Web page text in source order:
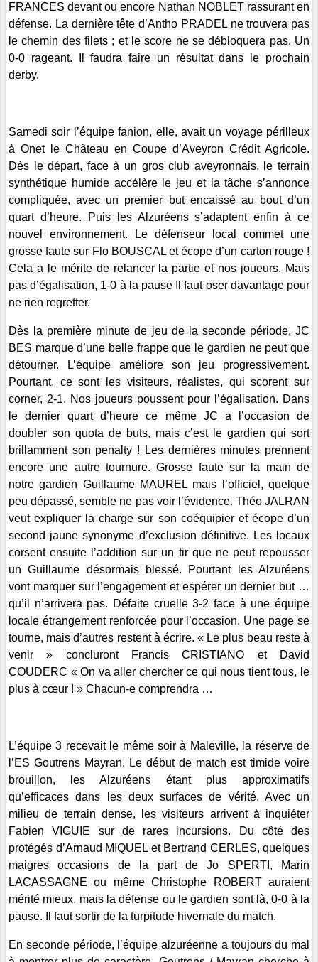
FRANCES devant ou encore Nathan NOBLET rassurant en
défense. La dernière tête d’Antho PRADEL ne trouvera pas
le chemin des filets ; et le score ne se débloquera pas. Un
0-0 rageant. Il faudra faire un résultat dans le prochain
derby.
Samedi soir l’équipe fanion, elle, avait un voyage périlleux
à Onet le Château en Coupe d’Aveyron Crédit Agricole.
Dès le départ, face à un gros club aveyronnais, le terrain
synthétique humide accélère le jeu et la tâche s’annonce
compliquée, avec un premier but encaissé au bout d’un
quart d’heure. Puis les Alzuréens s’adaptent enfin à ce
nouvel environnement. Le défenseur local commet une
grosse faute sur Flo BOUSCAL et écope d’un carton rouge !
Cela a le mérite de relancer la partie et nos joueurs. Mais
pas d’égalisation, 1-0 à la pause Il faut oser davantage pour
ne rien regretter.
Dès la première minute de jeu de la seconde période, JC
BES marque d’une belle frappe que le gardien ne peut que
détourner. L’équipe améliore son jeu progressivement.
Pourtant, ce sont les visiteurs, réalistes, qui scorent sur
corner, 2-1. Nos joueurs poussent pour l’égalisation. Dans
le dernier quart d’heure ce même JC a l’occasion de
doubler son quota de buts, mais c’est le gardien qui sort
brillamment son penalty ! Les dernières minutes prennent
encore une autre tournure. Grosse faute sur la main de
notre gardien Guillaume MAUREL mais l’officiel, quelque
peu dépassé, semble ne pas voir l’évidence. Théo JALRAN
veut expliquer la charge sur son coéquipier et écope d’un
second jaune synonyme d’exclusion définitive. Les locaux
corsent ensuite l’addition sur un tir que ne peut repousser
un Guillaume désormais blessé. Pourtant les Alzuréens
vont marquer sur l’engagement et espérer un dernier but …
qu’il n’arrivera pas. Défaite cruelle 3-2 face à une équipe
locale étrangement renforcée pour l’occasion. Une page se
tourne, mais d’autres restent à écrire. « Le plus beau reste à
venir » concluront Francis CRISTIANO et David
COUDERC « On va aller chercher ce qui nous tient tous, le
plus à cœur ! » Chacun-e comprendra …
L’équipe 3 recevait le même soir à Maleville, la réserve de
l’ES Goutrens Mayran. Le début de match est timide voire
brouillon, les Alzuréens étant plus approximatifs
qu’efficaces dans les deux surfaces de vérité. Avec un
milieu de terrain dense, les visiteurs arrivent à inquiéter
Fabien VIGUIE sur de rares incursions. Du côté des
protégés d’Arnaud MIQUEL et Bertrand CERLES, quelques
maigres occasions de la part de Jo SPERTI, Marin
LACASSAGNE ou même Christophe ROBERT auraient
mérité mieux, mais la défense ou le gardien sont là, 0-0 à la
pause. Il faut sortir de la turpitude hivernale du match.
En seconde période, l’équipe alzuréenne a toujours du mal